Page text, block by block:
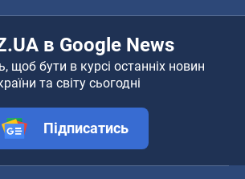
в Google News
щоб бути в курсі останніх новин
та світу сьогодні
Підписатись